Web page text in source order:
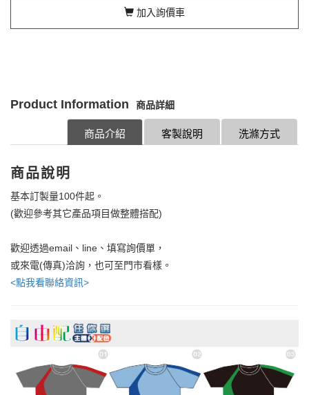
加入詢價車
Product Information 商品詳細
洗滌方式
客製說明
商品介紹
商品說明
基本訂製量100件起。
(歡迎參考其它產品項目做整體搭配)
歡迎透過email、line、填寫詢價單，
或來電(傳真)洽詢，也可至門市看樣。
<點我看聯絡資訊>